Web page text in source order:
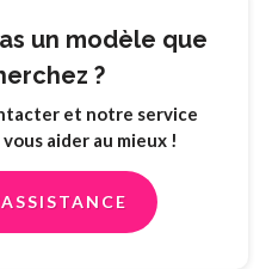
un modèle que
?
et notre service
aider au mieux !